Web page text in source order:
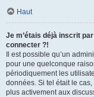
Haut
Je m’étais déjà inscrit
connecter ?!
Il est possible qu’un
pour une quelconque
périodiquement les
données. Si tel était le
plus activement aux